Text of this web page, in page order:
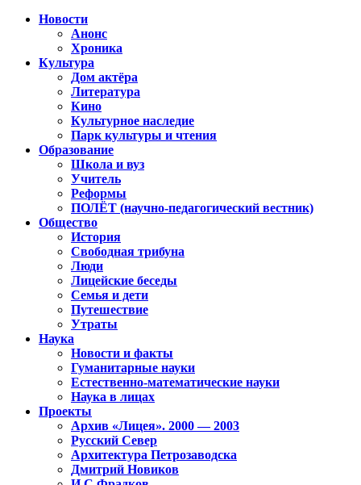
Новости
Анонс
Хроника
Культура
Дом актёра
Литература
Кино
Культурное наследие
Парк культуры и чтения
Образование
Школа и вуз
Учитель
Реформы
ПОЛЁТ (научно-педагогический вестник)
Общество
История
Свободная трибуна
Люди
Лицейские беседы
Семья и дети
Путешествие
Утраты
Наука
Новости и факты
Гуманитарные науки
Естественно-математические науки
Наука в лицах
Проекты
Архив «Лицея». 2000 — 2003
Русский Север
Архитектура Петрозаводска
Дмитрий Новиков